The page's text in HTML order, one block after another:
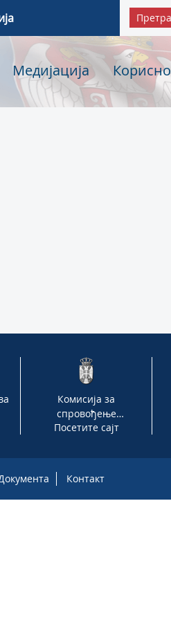
Медијација Корисно
Комисија за
спровођење
националне стратегије
период 2013-2018.
Посетите сајт
Контакт